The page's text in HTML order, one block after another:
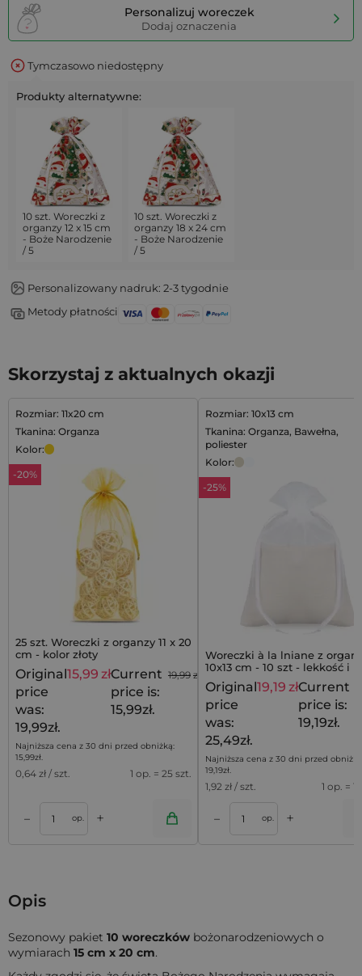
Personalizuj woreczek
Dodaj oznaczenia
Tymczasowo niedostępny
Produkty alternatywne:
10 szt. Woreczki z
organzy 12 x 15 cm
- Boże Narodzenie
/ 5
10 szt. Woreczki z
organzy 18 x 24 cm
- Boże Narodzenie
/ 5
Personalizowany nadruk: 2-3 tygodnie
Metody płatności
Skorzystaj z aktualnych okazji
Rozmiar: 11x20 cm
Tkanina: Organza
Kolor:
-20%
25 szt. Woreczki z organzy 11 x 20
cm - kolor złoty
19,99 zł
Original
price
was:
19,99zł.
15,99 złCurrent
price is:
15,99zł.
Najniższa cena z 30 dni przed obniżką:
15,99zł.
0,64 zł / szt. 1 op. = 25 szt.
– op. +
Rozmiar: 10x13 cm
Tkanina: Organza, Bawełna,
poliester
Kolor:
-25%
Woreczki à la lniane z
10x13 cm - 10 szt - lekkość i
prostota w eleganckim
Original
price
was:
25,49zł.
19,19 złCurrent
price is:
19,19zł.
Najniższa cena z 30 dni przed
19,19zł.
1,92 zł / szt. 1 op. =
– op. +
Dodaj do koszyka
Opis
Sezonowy pakiet 10 woreczków bożonarodzeniowych o
wymiarach 15 cm x 20 cm.